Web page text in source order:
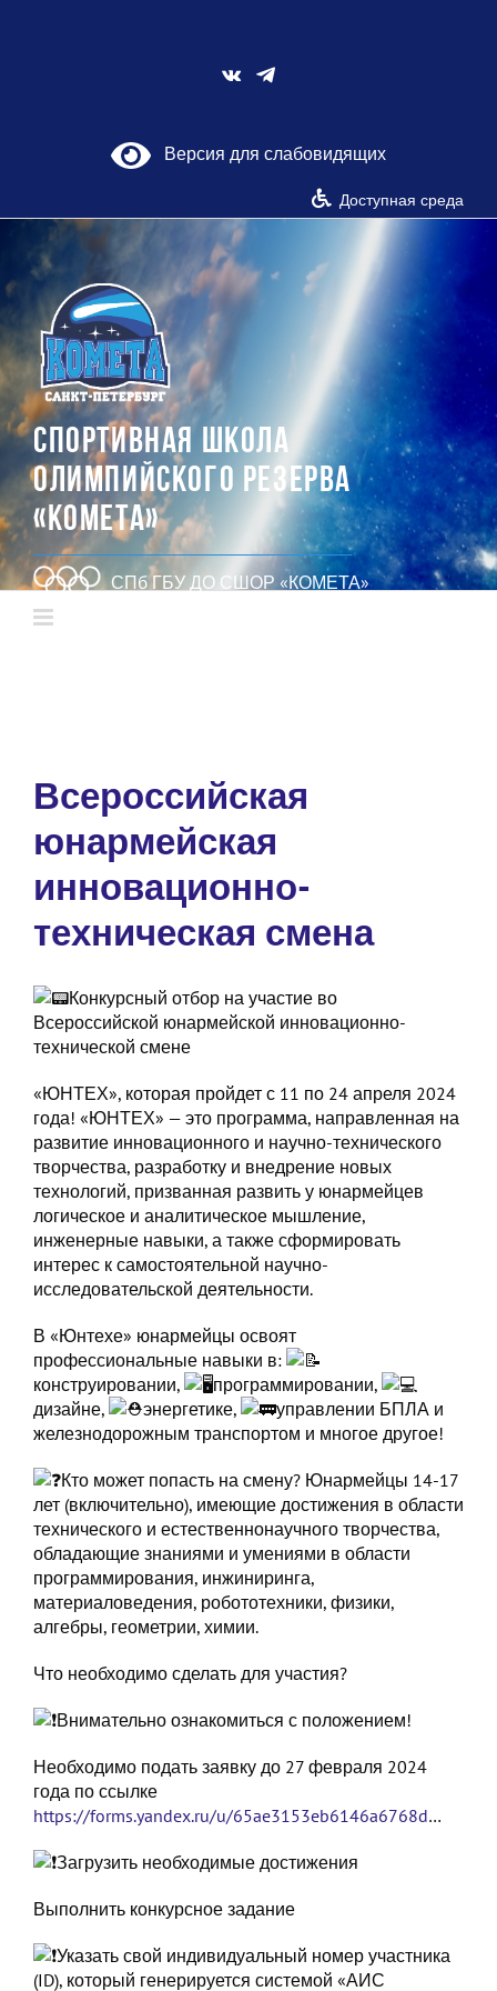
Vk
Версия для слабовидящих
Доступная среда
СПОРТИВНАЯ ШКОЛА
ОЛИМПИЙСКОГО РЕЗЕРВА
«КОМЕТА»
СПб ГБУ ДО СШОР «КОМЕТА»
Всероссийская
юнармейская
инновационно-
техническая смена
Конкурсный отбор на участие во
Всероссийской юнармейской инновационно-
технической смене
«ЮНТЕХ», которая пройдет с 11 по 24 апреля 2024
года! «ЮНТЕХ» — это программа, направленная на
развитие инновационного и научно-технического
творчества, разработку и внедрение новых
технологий, призванная развить у юнармейцев
логическое и аналитическое мышление,
инженерные навыки, а также сформировать
интерес к самостоятельной научно-
исследовательской деятельности.
В «Юнтехе» юнармейцы освоят
профессиональные навыки в:
конструировании,
программировании,
дизайне,
энергетике,
управлении БПЛА и
железнодорожным транспортом и многое другое!
Кто может попасть на смену? Юнармейцы 14-17
лет (включительно), имеющие достижения в области
технического и естественнонаучного творчества,
обладающие знаниями и умениями в области
программирования, инжиниринга,
материаловедения, робототехники, физики,
алгебры, геометрии, химии.
Что необходимо сделать для участия?
Внимательно ознакомиться с положением!
Необходимо подать заявку до 27 февраля 2024
года по ссылке
https://forms.yandex.ru/u/65ae3153eb6146a6768d…
Загрузить необходимые достижения
Выполнить конкурсное задание
Указать свой индивидуальный номер участника
(ID), который генерируется системой «АИС